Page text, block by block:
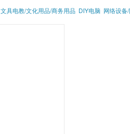
文具电教/文化用品/商务用品 DIY电脑 网络设备